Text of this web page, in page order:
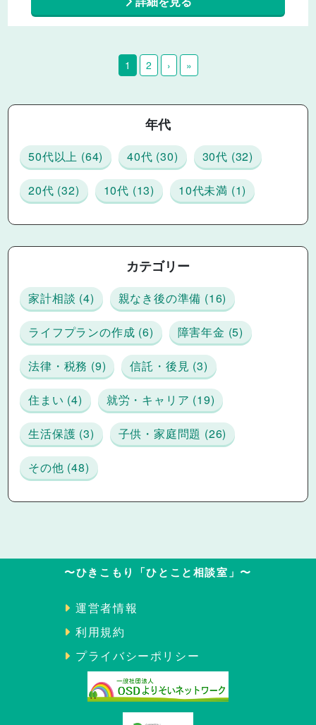
年代
50代以上 (64) 40代 (30) 30代 (32)
20代 (32) 10代 (13) 10代未満 (1)
カテゴリー
家計相談 (4) 親なき後の準備 (16)
ライフプランの作成 (6) 障害年金 (5)
法律・税務 (9) 信託・後見 (3)
住まい (4) 就労・キャリア (19)
生活保護 (3) 子供・家庭問題 (26)
その他 (48)
1 2 › »
〜ひきこもり「ひとこと相談室」〜
運営者情報
利用規約
プライバシーポリシー